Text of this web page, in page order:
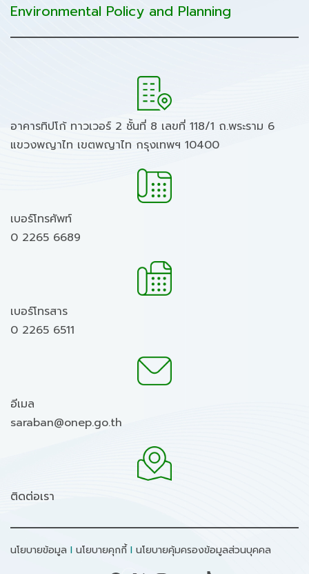
Environmental Policy and Planning
อาคารทิปโก้ ทาวเวอร์ 2 ชั้นที่ 8 เลขที่ 118/1 ถ.พระราม 6
แขวงพญาไท เขตพญาไท กรุงเทพฯ 10400
เบอร์โทรศัพท์
0 2265 6689
เบอร์โทรสาร
0 2265 6511
อีเมล
saraban@onep.go.th
ติดต่อเรา
นโยบายข้อมูล I นโยบายคุกกี้ I นโยบายคุ้มครองข้อมูลส่วนบุคคล